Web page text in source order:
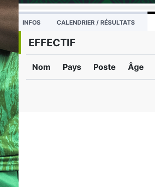
INFOS CALENDRIER / RÉSULTATS
EFFECTIF
Nom Pays Poste Âge